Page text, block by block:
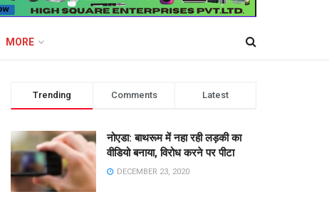
MORE
Trending Comments Latest
नोएडा: बाथरूम में नहा रही लड़की का
वीडियो बनाया, विरोध करने पर पीटा
DECEMBER 23, 2020